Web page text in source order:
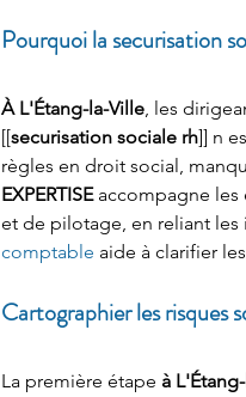
Pourquoi la securisation
À L'Étang-la-Ville, les
[[securisation sociale rh]] n
règles en droit social,
EXPERTISE accompagne les
et de pilotage, en reliant les
comptable aide à clarifier
Cartographier les risques
La première étape à